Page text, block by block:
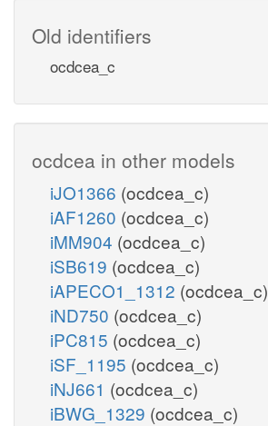
Old identifiers
ocdcea_c
ocdcea in other models
iJO1366 (ocdcea_c)
iAF1260 (ocdcea_c)
iMM904 (ocdcea_c)
iSB619 (ocdcea_c)
iAPECO1_1312 (ocdcea_c)
iND750 (ocdcea_c)
iPC815 (ocdcea_c)
iSF_1195 (ocdcea_c)
iNJ661 (ocdcea_c)
iBWG_1329 (ocdcea_c)